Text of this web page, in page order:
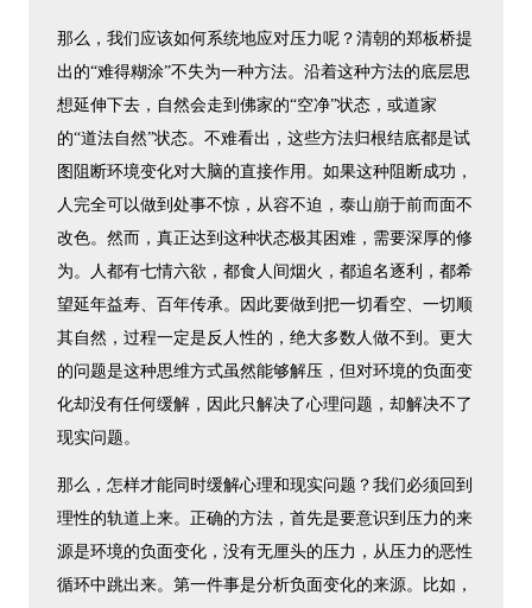
那么，我们应该如何系统地应对压力呢？清朝的郑板桥提
出的“难得糊涂”不失为一种方法。沿着这种方法的底层思
想延伸下去，自然会走到佛家的“空净”状态，或道家
的“道法自然”状态。不难看出，这些方法归根结底都是试
图阻断环境变化对大脑的直接作用。如果这种阻断成功，
人完全可以做到处事不惊，从容不迫，泰山崩于前而面不
改色。然而，真正达到这种状态极其困难，需要深厚的修
为。人都有七情六欲，都食人间烟火，都追名逐利，都希
望延年益寿、百年传承。因此要做到把一切看空、一切顺
其自然，过程一定是反人性的，绝大多数人做不到。更大
的问题是这种思维方式虽然能够解压，但对环境的负面变
化却没有任何缓解，因此只解决了心理问题，却解决不了
现实问题。
那么，怎样才能同时缓解心理和现实问题？我们必须回到
理性的轨道上来。正确的方法，首先是要意识到压力的来
源是环境的负面变化，没有无厘头的压力，从压力的恶性
循环中跳出来。第一件事是分析负面变化的来源。比如，